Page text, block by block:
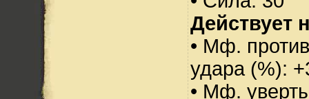
Действует
• Мф.
удара (%):
• Мф.